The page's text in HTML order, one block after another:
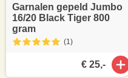
Garnalen gepeld Jumbo
16/20 Black Tiger 800
gram
(1)
€ 25,-